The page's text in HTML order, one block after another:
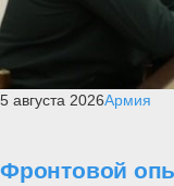
5 августа 2026Армия
Фронтовой